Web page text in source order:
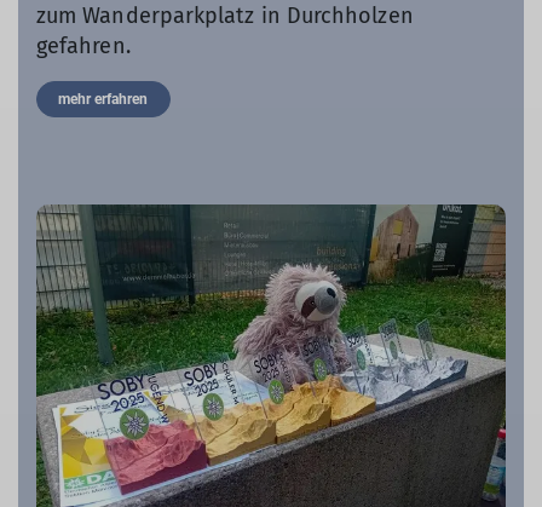
zum Wanderparkplatz in Durchholzen
gefahren.
mehr erfahren